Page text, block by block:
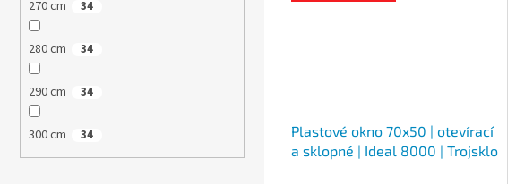
270 cm 34
280 cm 34
290 cm 34
300 cm 34
Plastové okno 70x50 | otevírací
a sklopné | Ideal 8000 | Trojsklo